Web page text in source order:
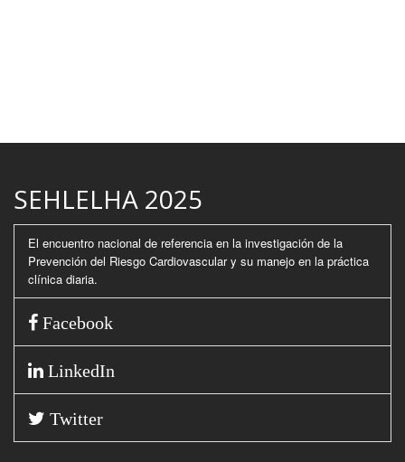
SEHLELHA 2025
El encuentro nacional de referencia en la investigación de la
Prevención del Riesgo Cardiovascular y su manejo en la práctica
clínica diaria.
Facebook
LinkedIn
Twitter